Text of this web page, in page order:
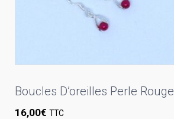
Boucles D’oreilles Perle Rouge
16,00€ TTC